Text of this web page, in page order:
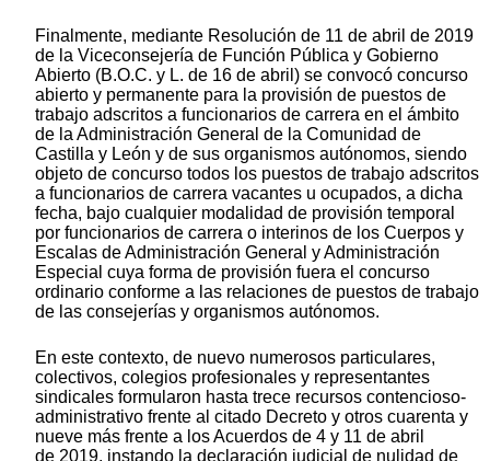
Finalmente, mediante Resolución de 11 de abril de 2019
de la Viceconsejería de Función Pública y Gobierno
Abierto (B.O.C. y L. de 16 de abril) se convocó concurso
abierto y permanente para la provisión de puestos de
trabajo adscritos a funcionarios de carrera en el ámbito
de la Administración General de la Comunidad de
Castilla y León y de sus organismos autónomos, siendo
objeto de concurso todos los puestos de trabajo adscritos
a funcionarios de carrera vacantes u ocupados, a dicha
fecha, bajo cualquier modalidad de provisión temporal
por funcionarios de carrera o interinos de los Cuerpos y
Escalas de Administración General y Administración
Especial cuya forma de provisión fuera el concurso
ordinario conforme a las relaciones de puestos de trabajo
de las consejerías y organismos autónomos.
En este contexto, de nuevo numerosos particulares,
colectivos, colegios profesionales y representantes
sindicales formularon hasta trece recursos contencioso-
administrativo frente al citado Decreto y otros cuarenta y
nueve más frente a los Acuerdos de 4 y 11 de abril
de 2019, instando la declaración judicial de nulidad de